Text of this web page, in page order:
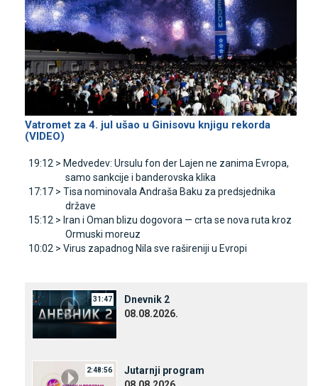
Vatromet za 4. jul ušao u Ginisovu knjigu rekorda
(VIDEO)
19:12 > Medvedev: Ursulu fon der Lajen ne zanima Evropa,
samo sankcije i banderovska klika
17:17 > Tisa nominovala Andraša Baku za predsjednika
države
15:12 > Iran i Oman blizu dogovora — crta se nova ruta kroz
Ormuski moreuz
10:02 > Virus zapadnog Nila sve rašireniji u Evropi
31:47
Dnevnik 2
08.08.2026.
2:48:56
Јutarnji program